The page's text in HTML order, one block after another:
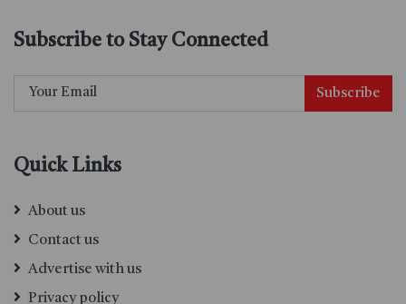
Subscribe to Stay Connected
Subscribe
Quick Links
About us
Contact us
Advertise with us
Privacy policy